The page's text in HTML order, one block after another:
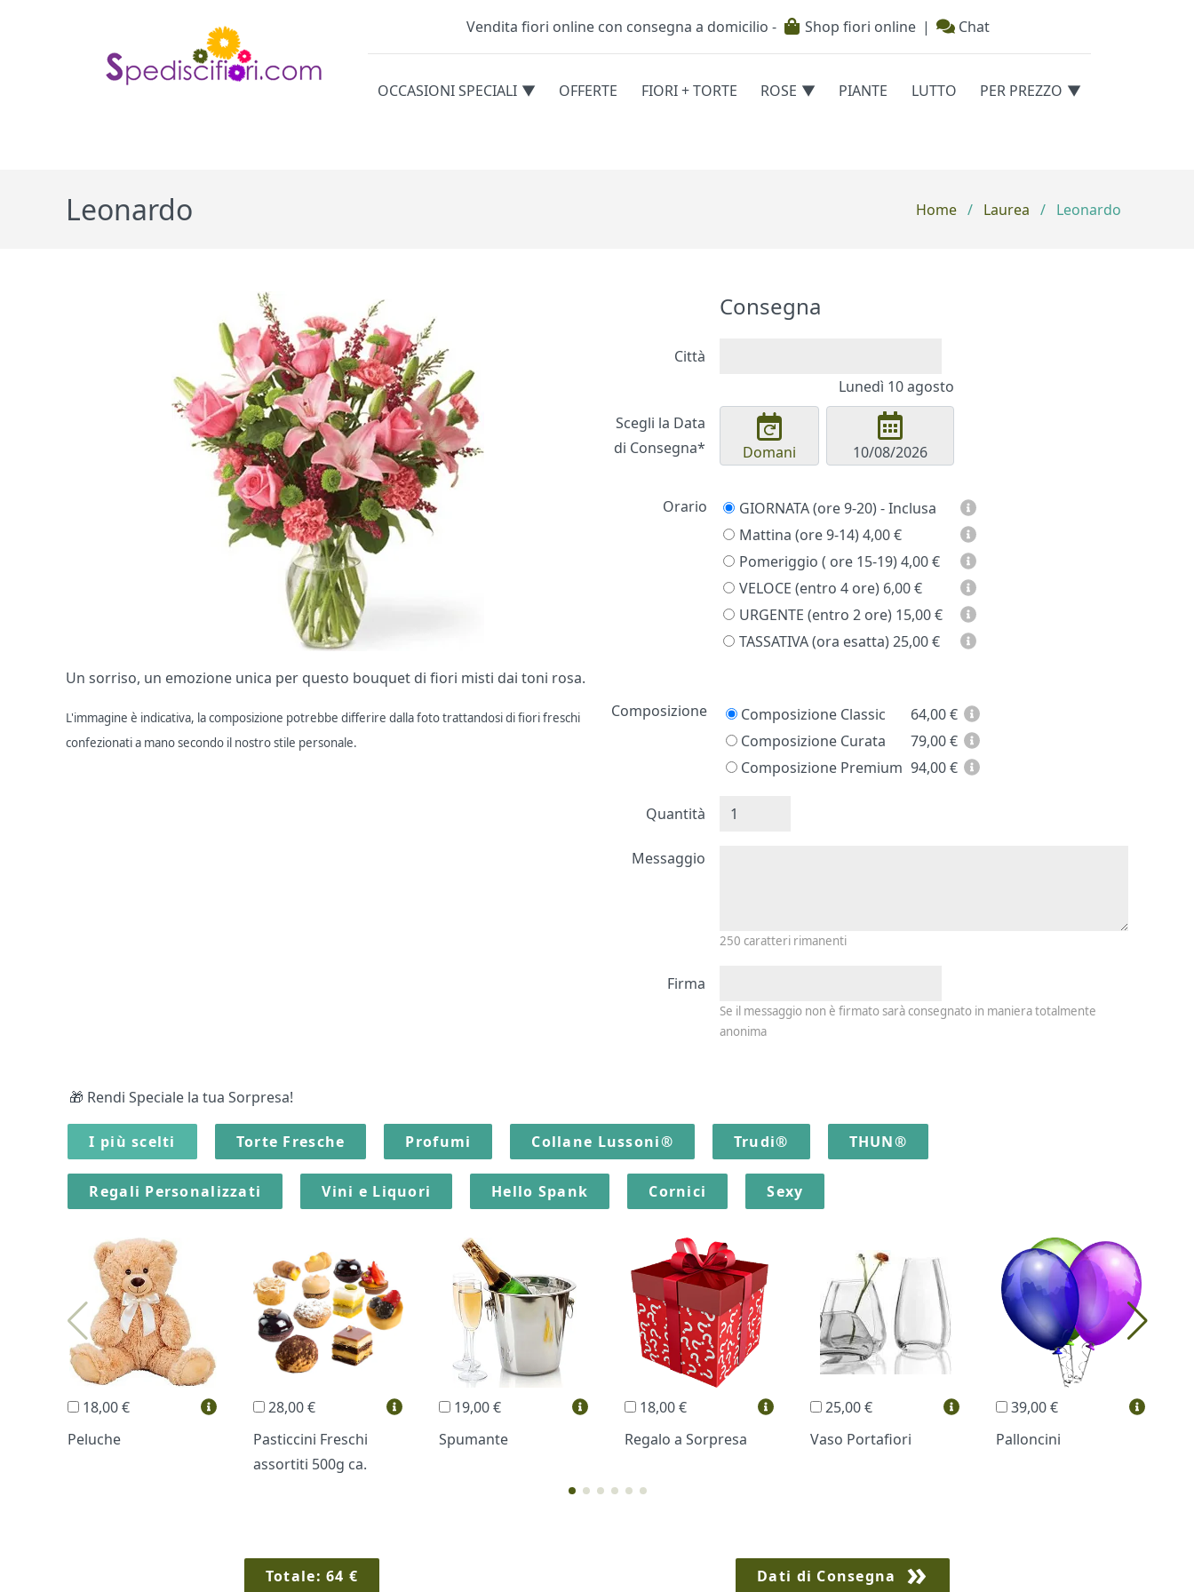
Testata
Vendita fiori online con consegna a domicilio - Shop fiori online | Chat
Categorie
OCCASIONI SPECIALI OFFERTE FIORI + TORTE ROSE PIANTE LUTTO PER PREZZO
Leonardo Home / Laurea / Leonardo
Un sorriso, un emozione unica per questo bouquet di fiori misti dai toni rosa.
L'immagine è indicativa, la composizione potrebbe differire dalla foto trattandosi di fiori freschi
confezionati a mano secondo il nostro stile personale.
Consegna
Città
Lunedì 10 agosto
Scegli la Data
di Consegna*
Domani
Orario
GIORNATA (ore 9-20) - Inclusa
Mattina (ore 9-14)4,00 €
Pomeriggio ( ore 15-19)4,00 €
VELOCE (entro 4 ore) 6,00 €
URGENTE (entro 2 ore) 15,00 €
TASSATIVA (ora esatta)25,00 €
Prezzo
Composizione Composizione Classic 64,00€
Composizione Curata
79,00€
Composizione Premium 94,00€
Quantità
Messaggio
250 caratteri rimanenti
Firma
Se il messaggio non è firmato sarà consegnato in maniera totalmente
anonima
🎁 Rendi Speciale la tua Sorpresa!
I più scelti Torte Fresche Profumi Collane Lussoni® Trudi® THUN®
Regali Personalizzati Vini e Liquori Hello Spank Cornici Sexy
18,00 €
Peluche
28,00 €
Pasticcini Freschi
assortiti 500g ca.
19,00 €
Spumante
18,00 €
Regalo a Sorpresa
25,00 €
Vaso Portafiori
39,00 €
Palloncini
Totale:64 € Dati di Consegna